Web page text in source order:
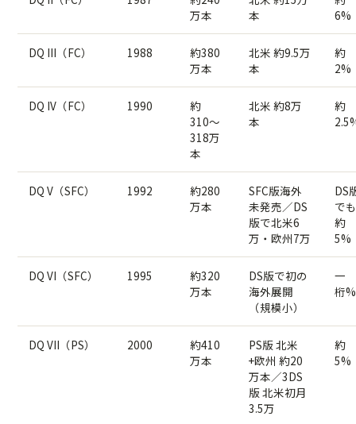
万本
本
6%
DQ III（FC） 1988
約380
万本
北米 約9.5万
本
約
2%
DQ IV（FC） 1990
約
310〜
318万
本
北米 約8万
本
約
DQ V（SFC） 1992
約280
万本
SFC版海外
未発売／DS
版で北米6
万・欧州7万
DS
でも
約
5%
DQ VI（SFC） 1995
約320
万本
DS版で初の
海外展開
（規模小）
一
桁%
DQ VII（PS） 2000
約410
万本
PS版 北米
+欧州 約20
万本／3DS
版 北米初月
3.5万
約
5%